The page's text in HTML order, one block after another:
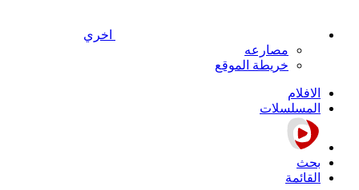
اخري
مصارعه
خريطة الموقع
الافلام
المسلسلات
بحث
القائمة